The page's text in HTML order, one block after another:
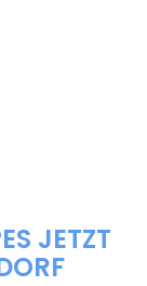
JETZT